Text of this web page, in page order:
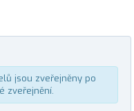
jsou zveřejněny po
zveřejnění.